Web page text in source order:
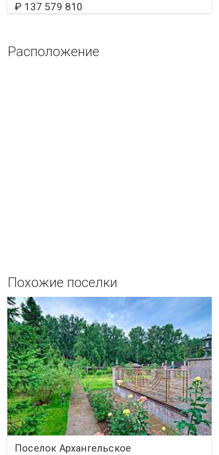
₽ 137 579 810
Расположение
Похожие поселки
Поселок Архангельское